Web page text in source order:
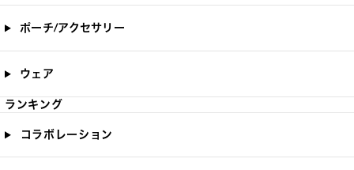
ポーチ/アクセサリー
ウェア
ランキング
コラボレーション